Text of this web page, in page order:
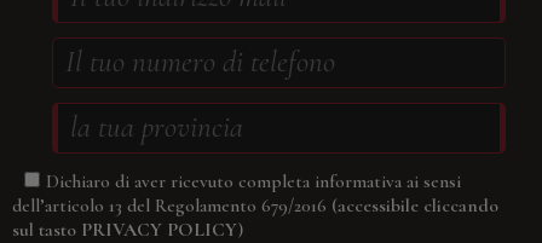
Dichiaro di aver ricevuto completa informativa ai sensi
dell’articolo 13 del Regolamento 679/2016 (accessibile cliccando
sul tasto PRIVACY POLICY)